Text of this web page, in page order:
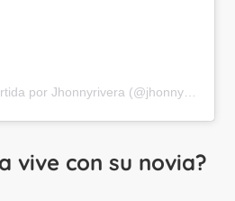
vive con su novia?